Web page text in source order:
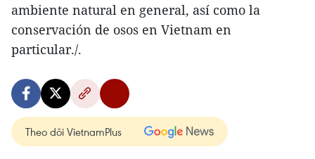
ambiente natural en general, así como la
conservación de osos en Vietnam en
particular./.
Theo dõi VietnamPlus